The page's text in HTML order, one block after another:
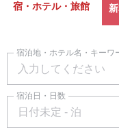
宿・ホテル・旅館
宿泊地・ホテル名・キーワ
宿泊日・日数